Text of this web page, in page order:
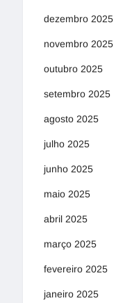
dezembro 2025
novembro 2025
outubro 2025
setembro 2025
agosto 2025
julho 2025
junho 2025
maio 2025
abril 2025
março 2025
fevereiro 2025
janeiro 2025